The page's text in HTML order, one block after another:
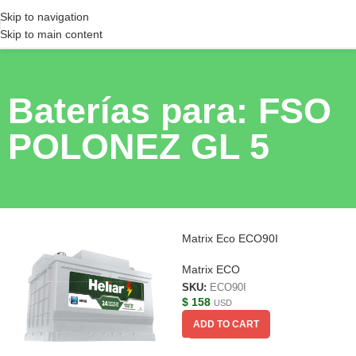
Skip to navigation
Skip to main content
Baterías para: FSO
POLONEZ GL 5
Matrix Eco ECO90I
Matrix ECO
SKU: ECO90I
$ 158 USD
ADD TO CART